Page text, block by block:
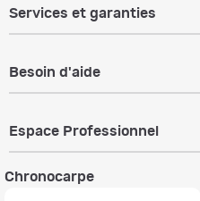
Services et garanties
Besoin d'aide
Espace Professionnel
Chronocarpe